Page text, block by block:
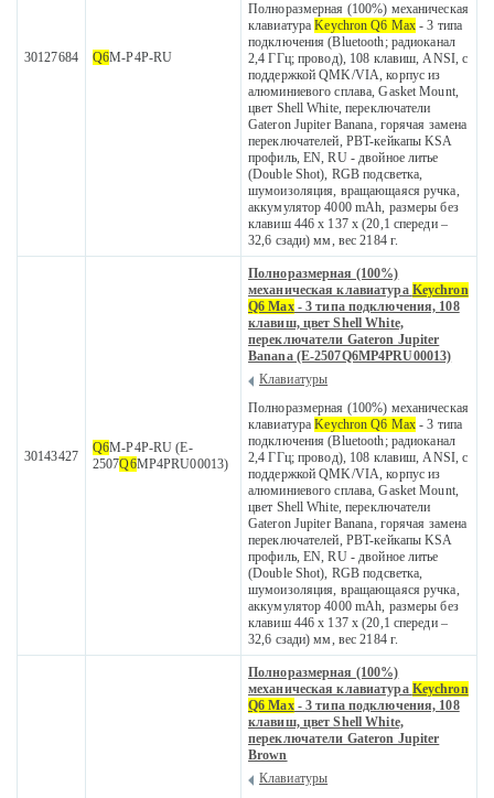
30127684 Q6M-P4P-RU
Полноразмерная (100%) механическая
клавиатураKeychron Q6 Max - 3 типа
подключения (Bluetooth; радиоканал
2,4 ГГц; провод), 108 клавиш, ANSI, с
поддержкой QMK/VIA, корпус из
алюминиевого сплава, Gasket Mount,
цвет Shell White, переключатели
Gateron Jupiter Banana, горячая замена
переключателей, PBT-кейкапы KSA
профиль, EN, RU - двойное литье
(Double Shot), RGB подсветка,
шумоизоляция, вращающаяся ручка,
аккумулятор 4000 mAh, размеры без
клавиш 446 x 137 x (20,1 спереди –
32,6 сзади) мм, вес 2184 г.
30143427
Q6M-P4P-RU (E-
2507Q6MP4PRU00013)
Полноразмерная (100%)
механическая клавиатура Keychron
Q6 Max- 3 типа подключения, 108
клавиш, цвет Shell White,
переключатели Gateron Jupiter
Banana (E-2507Q6MP4PRU00013)
Клавиатуры
Полноразмерная (100%) механическая
клавиатураKeychron Q6 Max - 3 типа
подключения (Bluetooth; радиоканал
2,4 ГГц; провод), 108 клавиш, ANSI, с
поддержкой QMK/VIA, корпус из
алюминиевого сплава, Gasket Mount,
цвет Shell White, переключатели
Gateron Jupiter Banana, горячая замена
переключателей, PBT-кейкапы KSA
профиль, EN, RU - двойное литье
(Double Shot), RGB подсветка,
шумоизоляция, вращающаяся ручка,
аккумулятор 4000 mAh, размеры без
клавиш 446 x 137 x (20,1 спереди –
32,6 сзади) мм, вес 2184 г.
Полноразмерная (100%)
механическая клавиатура Keychron
Q6 Max- 3 типа подключения, 108
клавиш, цвет Shell White,
переключатели Gateron Jupiter
Brown
Клавиатуры